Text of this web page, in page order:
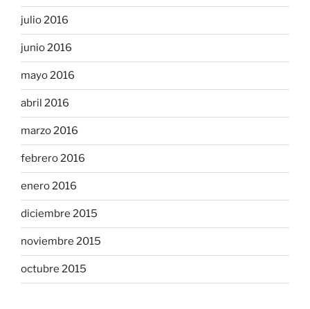
julio 2016
junio 2016
mayo 2016
abril 2016
marzo 2016
febrero 2016
enero 2016
diciembre 2015
noviembre 2015
octubre 2015